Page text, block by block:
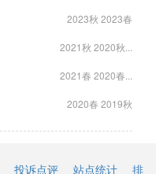
2023秋 2023春
2021秋 2020秋...
2021春 2020春...
2020春 2019秋
投诉点评 站点统计 排